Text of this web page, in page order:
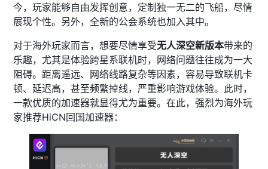
今，玩家能够自由发挥创意，定制独一无二的飞船，尽情
展现个性。另外，全新的公会系统也加入其中。
对于海外玩家而言，想要尽情享受无人深空新版本带来的
乐趣，尤其是体验跨星系联机时，网络问题往往成为一大
阻碍。距离遥远、网络线路复杂等因素，容易导致联机卡
顿、延迟高，甚至频繁掉线，严重影响游戏体验。此时，
一款优质的加速器就显得尤为重要。在此，强烈为海外玩
家推荐HiCN回国加速器：